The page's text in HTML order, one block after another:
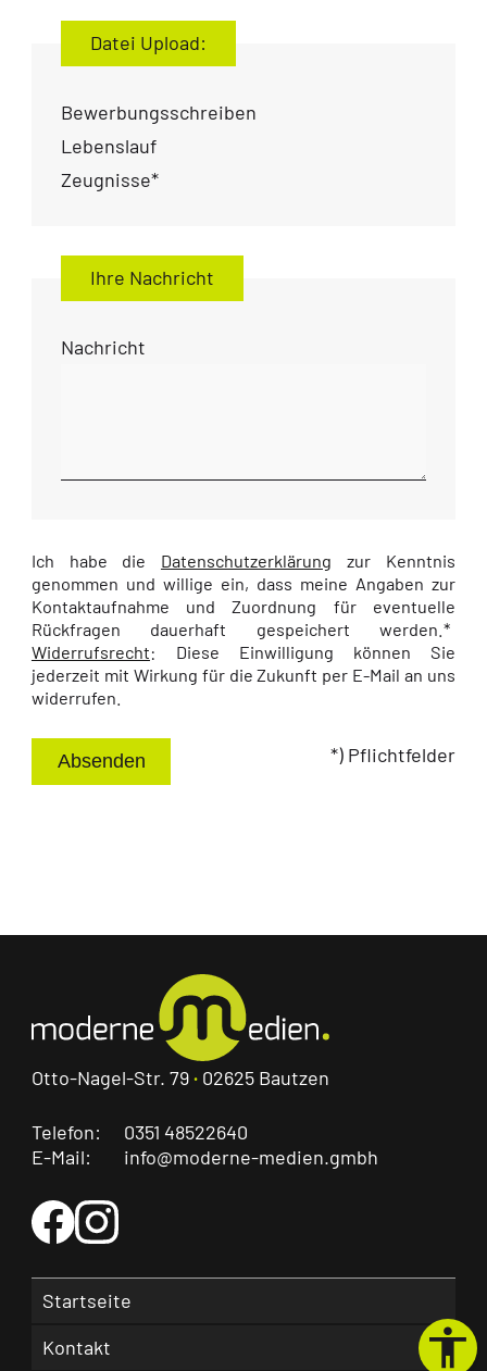
Datei Upload:
Bewerbungsschreiben
Lebenslauf
Zeugnisse*
Ihre Nachricht
Nachricht
Ich habe die Datenschutzerklärung zur Kenntnis
genommen und willige ein, dass meine Angaben zur
Kontaktaufnahme und Zuordnung für eventuelle
Rückfragen dauerhaft gespeichert werden.*
Widerrufsrecht: Diese Einwilligung können Sie
jederzeit mit Wirkung für die Zukunft per E-Mail an uns
widerrufen.
Absenden *) Pflichtfelder
Otto-Nagel-Str. 79·02625 Bautzen
Telefon:
0351 48522640
E-Mail:
info@moderne-medien.gmbh
Startseite
Kontakt